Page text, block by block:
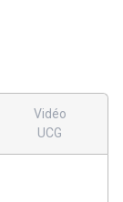
Vidéo
UCG